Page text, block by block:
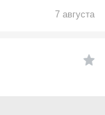
7 августа